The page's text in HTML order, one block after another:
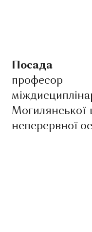
Посада
Могилянської
неперервної